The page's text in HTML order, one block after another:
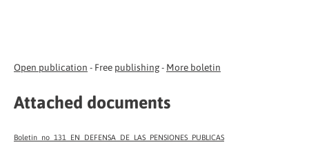
Open publication - Free publishing- More boletin
Attached documents
Boletin_no_131_EN_DEFENSA_DE_LAS_PENSIONES_PUBLICAS